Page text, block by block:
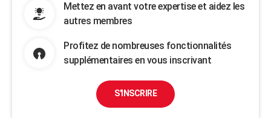
Mettez en avant votre expertise et aidez les
autres membres
Profitez de nombreuses fonctionnalités
supplémentaires en vous inscrivant
S'INSCRIRE